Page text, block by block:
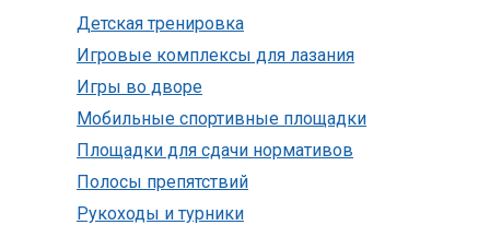
Детская тренировка
Игровые комплексы для лазания
Игры во дворе
Мобильные спортивные площадки
Площадки для сдачи нормативов
Полосы препятствий
Рукоходы и турники